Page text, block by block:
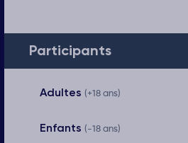
Participants
Adultes (+18 ans)
Enfants (-18 ans)